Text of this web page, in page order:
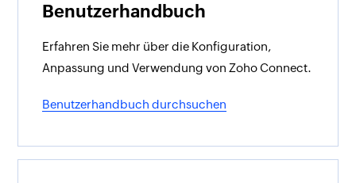
Benutzerhandbuch
Erfahren Sie mehr über die Konfiguration,
Anpassung und Verwendung von Zoho Connect.
Benutzerhandbuch durchsuchen